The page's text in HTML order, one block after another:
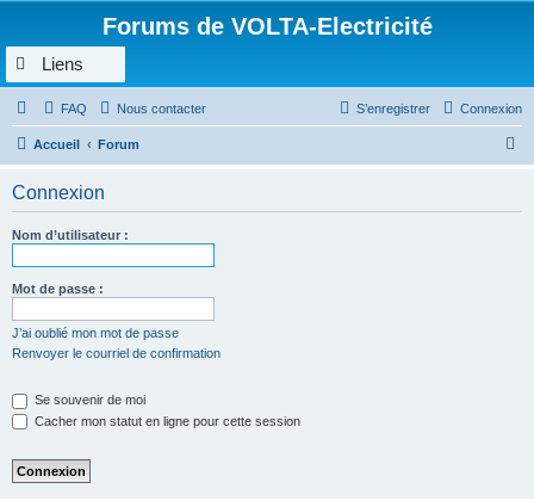
Forums de VOLTA-Electricité
Liens
FAQ Nous contacter Connexion
S’enregistrer
Accueil Forum
Connexion
Nom d’utilisateur :
Mot de passe :
J’ai oublié mon mot de passe
Renvoyer le courriel de confirmation
Se souvenir de moi
Cacher mon statut en ligne pour cette session